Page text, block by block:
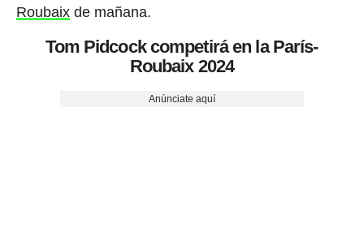
Roubaixde mañana.
Tom Pidcock competirá en la París-
Roubaix 2024
Anúnciate aquí